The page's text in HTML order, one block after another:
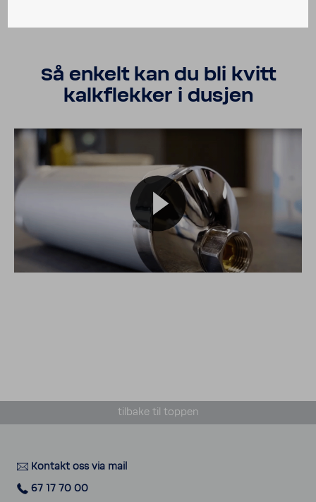
Så enkelt kan du bli kvitt
kalkflekker i dusjen
tilbake til toppen
Kontakt oss via mail
67 17 70 00